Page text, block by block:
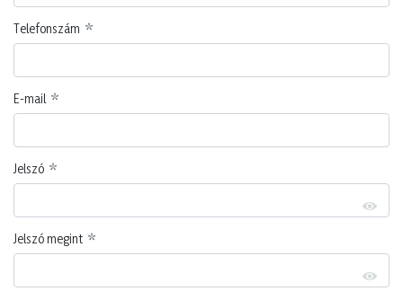
Telefonszám
E-mail
Jelszó
Jelszó megint